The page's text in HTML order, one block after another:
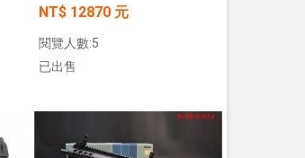
NT$ 12870 元
閱覽人數:5
已出售